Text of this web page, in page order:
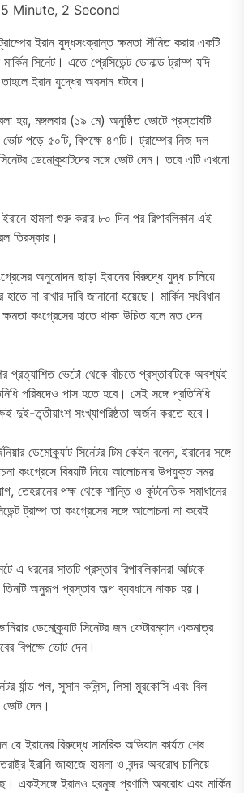
5 Minute, 2 Second
ট্রাম্পের ইরান যুদ্ধসংক্রান্ত ক্ষমতা সীমিত করার একটি
সিনেট। এতে প্রেসিডেন্ট ডোনাল্ড ট্রাম্প যদি
ইরান যুদ্ধের অবসান ঘটবে।
হয়, মঙ্গলবার (১৯ মে) অনুষ্ঠিত ভোটে প্রস্তাবটি
ভোট পড়ে ৫০টি, বিপক্ষে ৪৭টি। ট্রাম্পের নিজ দল
সিনেটর ডেমোক্র্যাটদের সঙ্গে ভোট দেন। তবে এটি এখনো
ইরানে হামলা শুরু করার ৮০ দিন পর রিপাবলিকান এই
তিরস্কার।
অনুমোদন ছাড়া ইরানের বিরুদ্ধে যুদ্ধ চালিয়ে
হাতে না রাখার দাবি জানানো হয়েছে। মার্কিন সংবিধান
কংগ্রেসের হাতে থাকা উচিত বলে মত দেন
প্রত্যাশিত ভেটো থেকে বাঁচতে প্রস্তাবটিকে অবশ্যই
পরিষদেও পাস হতে হবে। সেই সঙ্গে প্রতিনিধি
দুই-তৃতীয়াংশ সংখ্যাগরিষ্ঠতা অর্জন করতে হবে।
ডেমোক্র্যাট সিনেটর টিম কেইন বলেন, ইরানের সঙ্গে
কংগ্রেসে বিষয়টি নিয়ে আলোচনার উপযুক্ত সময়
তেহরানের পক্ষ থেকে শান্তি ও কূটনৈতিক সমাধানের
ট্রাম্প তা কংগ্রেসের সঙ্গে আলোচনা না করেই
এ ধরনের সাতটি প্রস্তাব রিপাবলিকানরা আটকে
তিনটি অনুরূপ প্রস্তাব অল্প ব্যবধানে নাকচ হয়।
ডেমোক্র্যাট সিনেটর জন ফেটারম্যান একমাত্র
বিপক্ষে ভোট দেন।
র্যান্ড পল, সুসান কলিন্স, লিসা মুরকোসি এবং বিল
ভোট দেন।
যে ইরানের বিরুদ্ধে সামরিক অভিযান কার্যত শেষ
ইরানি জাহাজে হামলা ও বন্দর অবরোধ চালিয়ে
একইসঙ্গে ইরানও হরমুজ প্রণালি অবরোধ এবং মার্কিন